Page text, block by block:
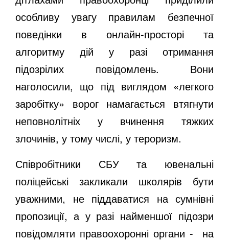
особливу увагу правилам безпечної
поведінки в онлайн-просторі та
алгоритму дій у разі отримання
підозрілих повідомлень. Вони
наголосили, що під виглядом «легкого
заробітку» ворог намагається втягнути
неповнолітніх у вчинення тяжких
злочинів, у тому числі, у тероризм.
Співробітники СБУ та ювенальні
поліцейські закликали школярів бути
уважними, не піддаватися на сумнівні
пропозиції, а у разі найменшої підозри
повідомляти правоохоронні органи -
на